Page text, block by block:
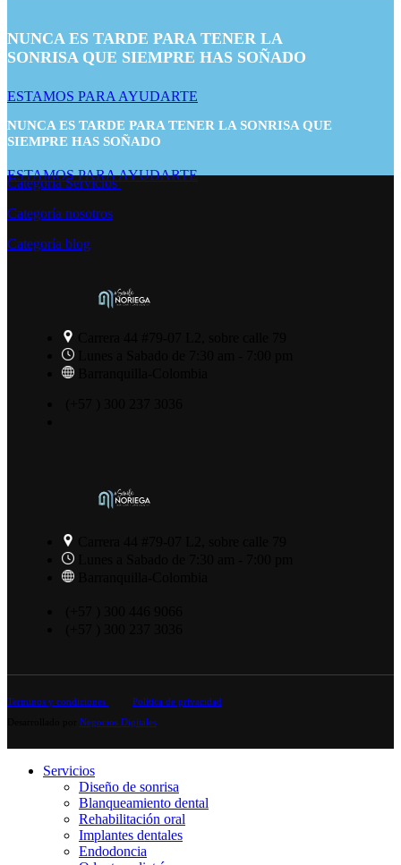
NUNCA ES TARDE PARA TENER LA
SONRISA QUE SIEMPRE HAS SOÑADO
ESTAMOS PARA AYUDARTE
NUNCA ES TARDE PARA TENER LA SONRISA QUE
SIEMPRE HAS SOÑADO
ESTAMOS PARA AYUDARTE
Categoría Servicios
Categoría nosotros
Categoría blog
Terminos y condiciones
Política de privacidad
Negocios Digitales
Servicios
Diseño de sonrisa
Blanqueamiento dental
Rehabilitación oral
Implantes dentales
Endodoncia